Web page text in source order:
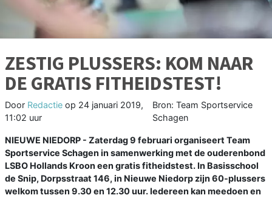
ZESTIG PLUSSERS: KOM NAAR
DE GRATIS FITHEIDSTEST!
Door Redactie op 24 januari 2019,
11:02 uur
Bron: Team Sportservice
Schagen
NIEUWE NIEDORP - Zaterdag 9 februari organiseert Team
Sportservice Schagen in samenwerking met de ouderenbond
LSBO Hollands Kroon een gratis fitheidstest. In Basisschool
de Snip, Dorpsstraat 146, in Nieuwe Niedorp zijn 60-plussers
welkom tussen 9.30 en 12.30 uur. Iedereen kan meedoen en